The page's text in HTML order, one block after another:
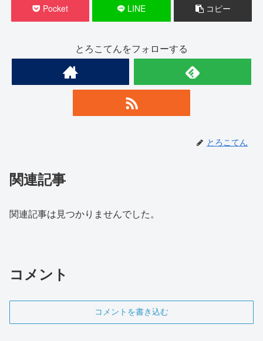
Pocket LINE コピー
とろこてんをフォローする
とろこてん
関連記事
関連記事は見つかりませんでした。
コメント
コメントを書き込む